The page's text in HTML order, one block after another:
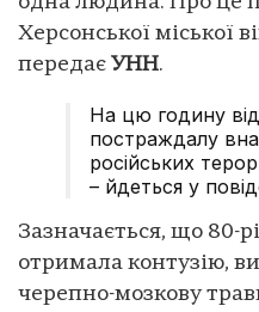
Херсонської міської
передає УНН.
На цю годину
постраждалу
російських
– йдеться у
Зазначається, що 80-
отримала контузію,
черепно-мозкову